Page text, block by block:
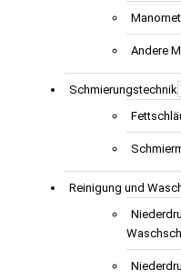
Andere
Schmierungstechnik
Reinigung und